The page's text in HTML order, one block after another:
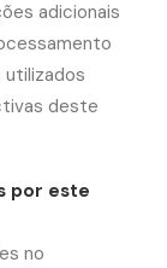
adicionais
deste
por este
no